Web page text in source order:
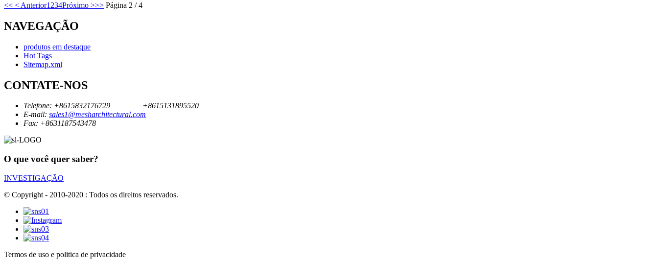
<< < Anterior1 234Próximo >>> Página 2 / 4
NAVEGAÇÃO
produtos em destaque
Hot Tags
Sitemap.xml
CONTATE-NOS
Telefone: +8615832176729
+8615131895520
E-mail: sales1@mesharchitectural.com
Fax: +8631187543478
O que você quer saber?
INVESTIGAÇÃO
© Copyright - 2010-2020 : Todos os direitos reservados.
Termos de uso e politica de privacidade